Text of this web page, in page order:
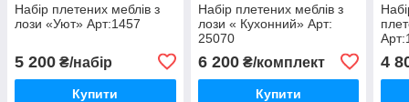
Набір плетених меблів з
лози «Уют» Арт:1457
5 200 ₴/набір
Купити
Набір плетених меблів з
лози « Кухонний» Арт:
25070
6 200₴/комплект
Купити
4